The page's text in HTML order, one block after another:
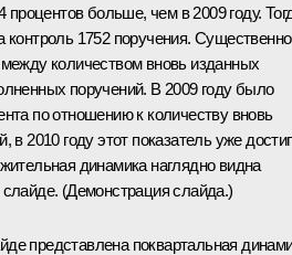
процентов больше, чем в 2009 году.
контроль 1752 поручения. Существенно
количеством вновь изданных
поручений. В 2009 году было
по отношению к количеству вновь
в 2010 году этот показатель уже достиг
динамика наглядно видна
(Демонстрация слайда.)
представлена поквартальная